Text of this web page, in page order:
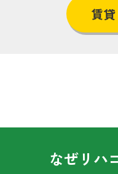
賃
なぜリハ